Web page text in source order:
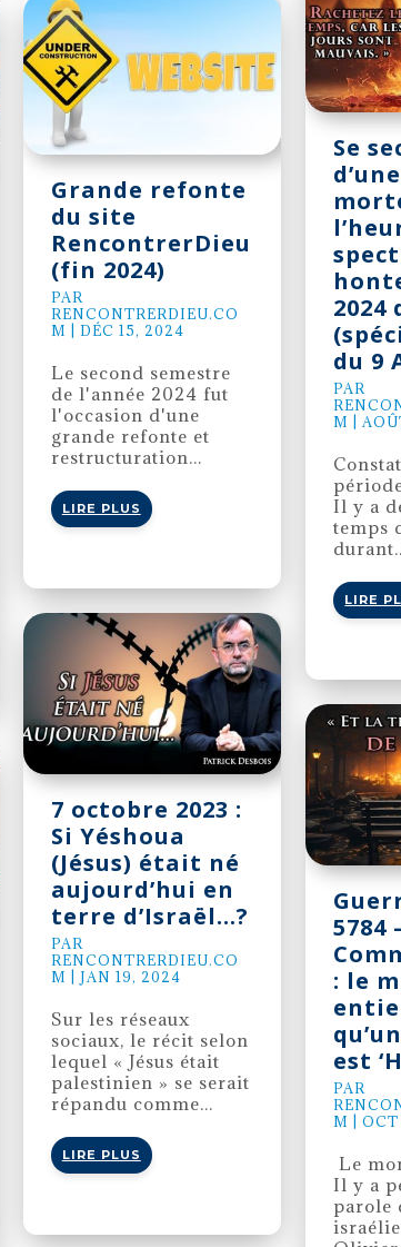
Grande refonte
du site
RencontrerDieu
(fin 2024)
PAR
RENCONTRERDIEU.CO
M
DÉC 15, 2024
Le second semestre
de l'année 2024 fut
l'occasion d'une
grande refonte et
restructuration...
LIRE PLUS
7 octobre 2023 :
Si Yéshoua
(Jésus) était né
aujourd’hui en
terre d’Israël…?
PAR
RENCONTRERDIEU.CO
M
JAN 19, 2024
Sur les réseaux
sociaux, le récit selon
lequel « Jésus était
palestinien » se serait
répandu comme...
LIRE PLUS
Se
2024
du 9
PAR
M
Il y a
temps
LIRE
5784
: le
est
PAR
M
|
Le
Il y a
parole